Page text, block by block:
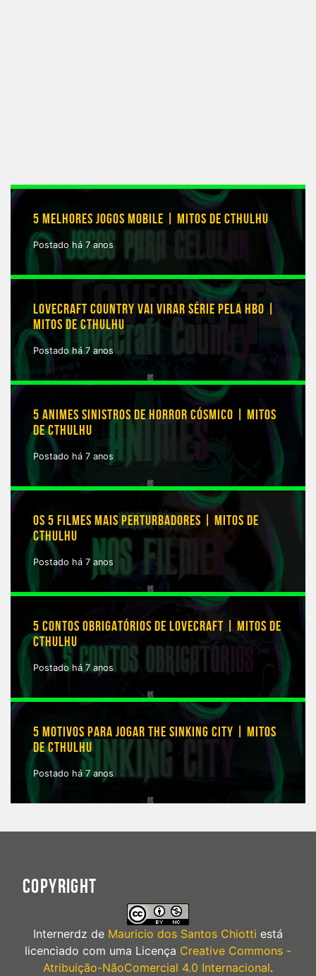
5 MELHORES JOGOS MOBILE | MITOS DE CTHULHU
Postado há 7 anos
LOVECRAFT COUNTRY VAI VIRAR SÉRIE PELA HBO |
MITOS DE CTHULHU
Postado há 7 anos
5 ANIMES SINISTROS DE HORROR CÓSMICO | MITOS
DE CTHULHU
Postado há 7 anos
OS 5 FILMES MAIS PERTURBADORES | MITOS DE
CTHULHU
Postado há 7 anos
5 CONTOS OBRIGATÓRIOS DE LOVECRAFT | MITOS DE
CTHULHU
Postado há 7 anos
5 MOTIVOS PARA JOGAR THE SINKING CITY | MITOS
DE CTHULHU
Postado há 7 anos
COPYRIGHT
Internerdz de Mauricio dos Santos Chiotti está
licenciado com uma Licença Creative Commons -
Atribuição-NãoComercial 4.0 Internacional.